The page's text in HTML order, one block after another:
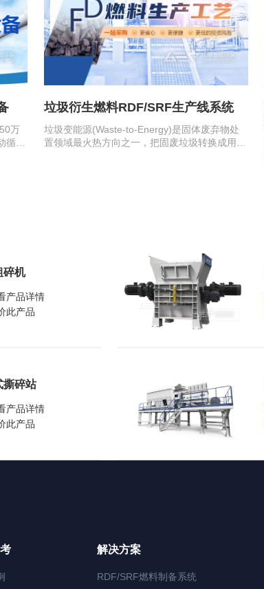
万
环
垃圾衍生燃料RDF/SRF生产线系统
垃圾变能源(Waste-to-Energy)是固体废弃物处
置领域最火热方向之一，把固废垃圾转换成用于
碎机
产品详情
此产品
撕碎站
产品详情
此产品
解决方案
RDF/SRF燃料制备系统